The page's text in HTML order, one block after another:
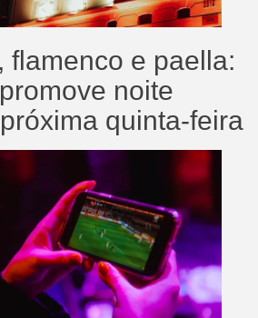
flamenco e paella:
noite
quinta-feira